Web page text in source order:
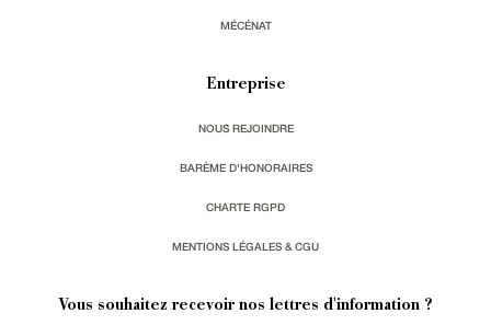
MÉCÉNAT
Entreprise
NOUS REJOINDRE
BARÈME D'HONORAIRES
CHARTE RGPD
MENTIONS LÉGALES & CGU
Vous souhaitez recevoir nos lettres d'information ?